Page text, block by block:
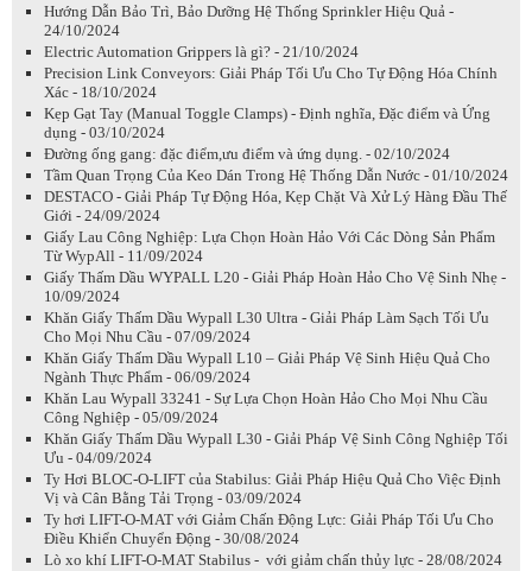
Hướng Dẫn Bảo Trì, Bảo Dưỡng Hệ Thống Sprinkler Hiệu Quả -
24/10/2024
Electric Automation Grippers là gì? - 21/10/2024
Precision Link Conveyors: Giải Pháp Tối Ưu Cho Tự Động Hóa Chính
Xác - 18/10/2024
Kẹp Gạt Tay (Manual Toggle Clamps) - Định nghĩa, Đặc điểm và Ứng
dụng - 03/10/2024
Đường ống gang: đặc điểm,ưu điểm và ứng dụng. - 02/10/2024
Tầm Quan Trọng Của Keo Dán Trong Hệ Thống Dẫn Nước - 01/10/2024
DESTACO - Giải Pháp Tự Động Hóa, Kẹp Chặt Và Xử Lý Hàng Đầu Thế
Giới - 24/09/2024
Giấy Lau Công Nghiệp: Lựa Chọn Hoàn Hảo Với Các Dòng Sản Phẩm
Từ WypAll - 11/09/2024
Giấy Thấm Dầu WYPALL L20 - Giải Pháp Hoàn Hảo Cho Vệ Sinh Nhẹ -
10/09/2024
Khăn Giấy Thấm Dầu Wypall L30 Ultra - Giải Pháp Làm Sạch Tối Ưu
Cho Mọi Nhu Cầu - 07/09/2024
Khăn Giấy Thấm Dầu Wypall L10 – Giải Pháp Vệ Sinh Hiệu Quả Cho
Ngành Thực Phẩm - 06/09/2024
Khăn Lau Wypall 33241 - Sự Lựa Chọn Hoàn Hảo Cho Mọi Nhu Cầu
Công Nghiệp - 05/09/2024
Khăn Giấy Thấm Dầu Wypall L30 - Giải Pháp Vệ Sinh Công Nghiệp Tối
Ưu - 04/09/2024
Ty Hơi BLOC-O-LIFT của Stabilus: Giải Pháp Hiệu Quả Cho Việc Định
Vị và Cân Bằng Tải Trọng - 03/09/2024
Ty hơi LIFT-O-MAT với Giảm Chấn Động Lực: Giải Pháp Tối Ưu Cho
Điều Khiển Chuyển Động - 30/08/2024
Lò xo khí LIFT-O-MAT Stabilus - với giảm chấn thủy lực - 28/08/2024